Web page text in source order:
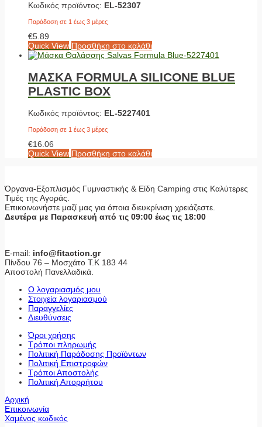
Κωδικός προϊόντος: EL-52307
Παράδοση σε 1 έως 3 μέρες
€5.89
Quick View Προσθήκη στο καλάθι
ΜΑΣΚΑ FORMULA SILICONE BLUE
PLASTIC BOX
Κωδικός προϊόντος: EL-5227401
Παράδοση σε 1 έως 3 μέρες
€16.06
Quick View Προσθήκη στο καλάθι
Όργανα-Εξοπλισμός Γυμναστικής & Είδη Camping στις Καλύτερες
Τιμές της Αγοράς.
Επικοινωνήστε μαζί μας για όποια διευκρίνιση χρειάζεστε.
Δευτέρα με Παρασκευή από τις 09:00 έως τις 18:00
E-mail: info@fitaction.gr
Πίνδου 76 – Μοσχάτο Τ.Κ 183 44
Αποστολή Πανελλαδικά.
Ο λογαριασμός μου
Στοιχεία λογαριασμού
Παραγγελίες
Διευθύνσεις
Όροι χρήσης
Τρόποι πληρωμής
Πολιτική Παράδοσης Προϊόντων
Πολιτική Επιστροφών
Τρόποι Αποστολής
Πολιτική Απορρήτου
Αρχική
Επικοινωνία
Χαμένος κωδικός